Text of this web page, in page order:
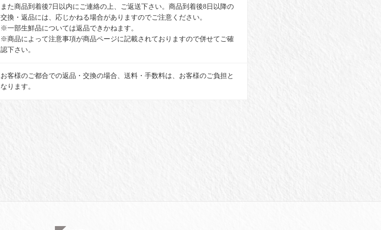
また商品到着後7日以内にご連絡の上、ご返送下さい。商品到着後8日以降の
交換・返品には、応じかねる場合がありますのでご注意ください。
※一部生鮮品については返品できかねます。
※商品によって注意事項が商品ページに記載されておりますので併せてご確
認下さい。
お客様のご都合での返品・交換の場合、送料・手数料は、お客様のご負担と
なります。